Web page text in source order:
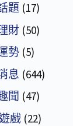
題 (17)
財 (50)
勢 (5)
息 (644)
聞 (47)
戲 (22)